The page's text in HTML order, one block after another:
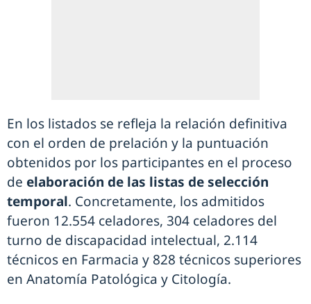
En los listados se refleja la relación definitiva
con el orden de prelación y la puntuación
obtenidos por los participantes en el proceso
de elaboración de las listas de selección
temporal. Concretamente, los admitidos
fueron 12.554 celadores, 304 celadores del
turno de discapacidad intelectual, 2.114
técnicos en Farmacia y 828 técnicos superiores
en Anatomía Patológica y Citología.